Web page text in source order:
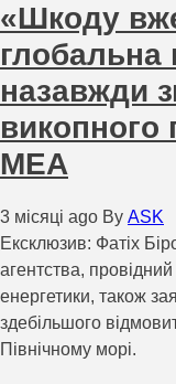
«Шкоду
глобальна
назавжди
викопного
МЕА
3 місяці ago By ASK
Ексклюзив: Фатіх
агентства,
енергетики, також
здебільшого
Північному морі.